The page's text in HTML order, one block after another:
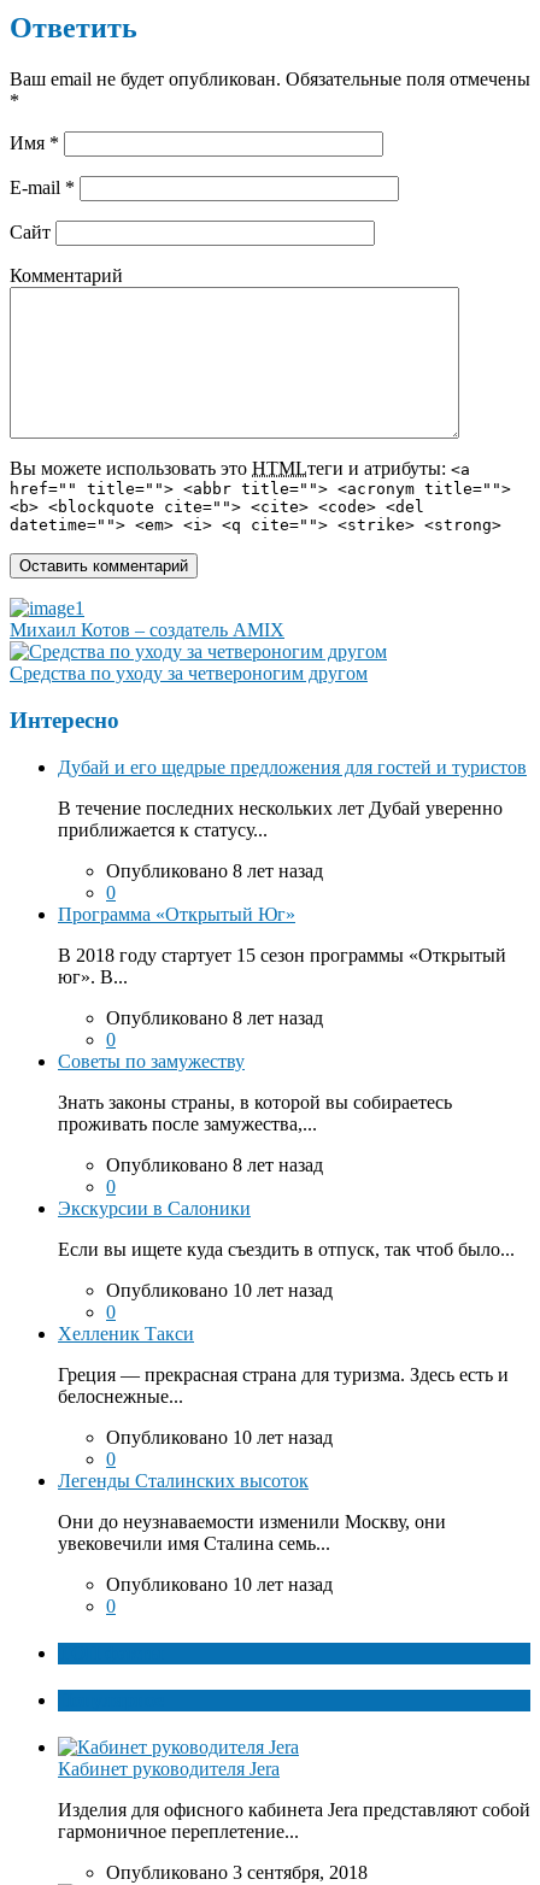
Ответить
Ваш email не будет опубликован. Обязательные поля отмечены
*
Имя *
E-mail *
Сайт
Комментарий
Вы можете использовать это HTMLтеги и атрибуты: <a
href="" title=""> <abbr title=""> <acronym title="">
<b> <blockquote cite=""> <cite> <code> <del
datetime=""> <em> <i> <q cite=""> <strike> <strong>
Михаил Котов – создатель AMIX
Средства по уходу за четвероногим другом
Интересно
Дубай и его щедрые предложения для гостей и туристов
В течение последних нескольких лет Дубай уверенно
приближается к статусу...
Опубликовано 8 лет назад
0
Программа «Открытый Юг»
В 2018 году стартует 15 сезон программы «Открытый
юг». В...
Опубликовано 8 лет назад
0
Советы по замужеству
Знать законы страны, в которой вы собираетесь
проживать после замужества,...
Опубликовано 8 лет назад
0
Экскурсии в Салоники
Если вы ищете куда съездить в отпуск, так чтоб было...
Опубликовано 10 лет назад
0
Хелленик Такси
Греция — прекрасная страна для туризма. Здесь есть и
белоснежные...
Опубликовано 10 лет назад
0
Легенды Сталинских высоток
Они до неузнаваемости изменили Москву, они
увековечили имя Сталина семь...
Опубликовано 10 лет назад
0
Кабинет руководителя Jera
Изделия для офисного кабинета Jera представляют собой
гармоничное переплетение...
Опубликовано 3 сентября, 2018